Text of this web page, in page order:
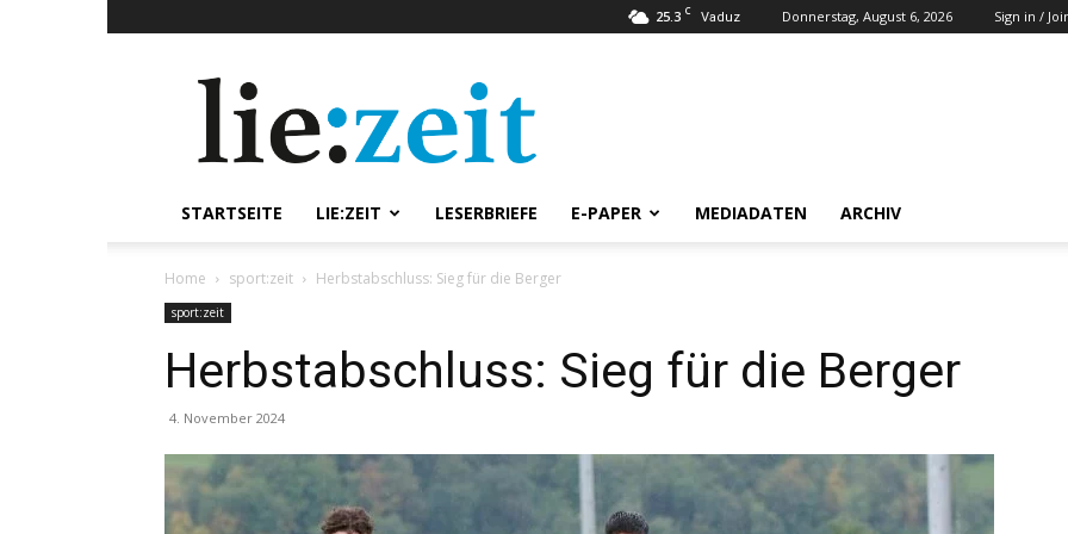
25.3 C Vaduz Donnerstag, August 6, 2026 Sign in /
STARTSEITE LIE:ZEIT LESERBRIEFE E-PAPER MEDIADATEN ARCHIV
Home sport:zeit Herbstabschluss: Sieg für die Berger
sport:zeit
Herbstabschluss: Sieg für die Berger
4. November 2024